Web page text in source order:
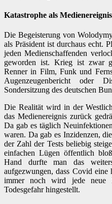
Katastrophe als Medienereignis
Die Begeisterung von
als Präsident ist durchaus echt.
jeden Medienschaffenden
geworden ist. Krieg ist zwar
Renner in Film, Funk und
Augenzeugenbericht oder
Sondersitzung des deutschen
Die Realität wird in der
das Medienereignis zurück
Da gab es täglich
waren. Da gab es Inzidenzen,
der Zahl der Tests beliebig
einfachen Lügen öffentlich
Hand durfte man das
aufgezwungen, dass Covid
immer noch wird jede neue
Todesgefahr hingestellt.